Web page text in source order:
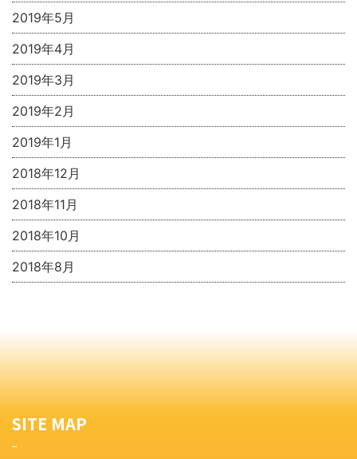
2019年5月
2019年4月
2019年3月
2019年2月
2019年1月
2018年12月
2018年11月
2018年10月
2018年8月
SITE MAP